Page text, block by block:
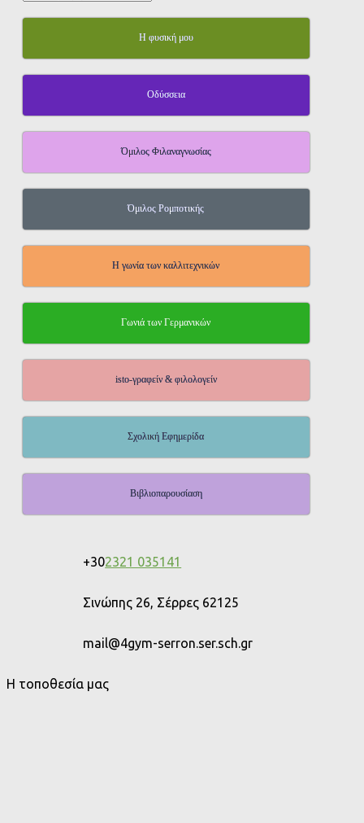
Η φυσική μου
Οδύσσεια
Όμιλος Φιλαναγνωσίας
Όμιλος Ρομποτικής
Η γωνία των καλλιτεχνικών
Γωνιά των Γερμανικών
isto-γραφείν & φιλολογείν
Σχολική Εφημερίδα
Βιβλιοπαρουσίαση
+302321 035141
Σινώπης 26, Σέρρες 62125
mail@4gym-serron.ser.sch.gr
Η τοποθεσία μας